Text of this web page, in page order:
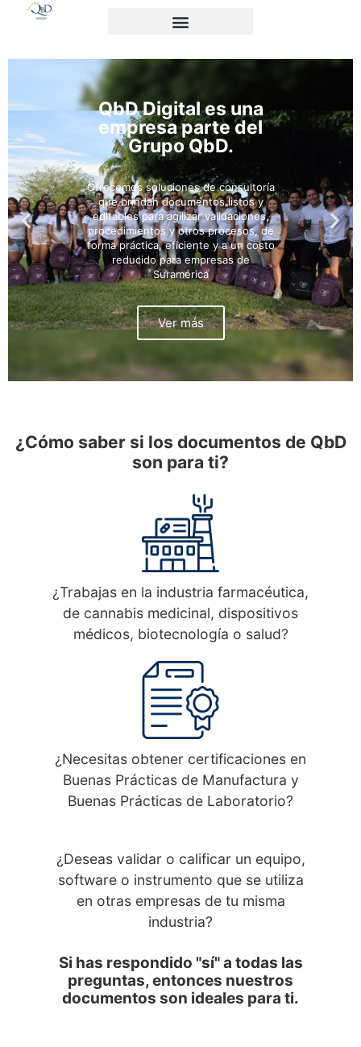
QbD Digital es una
empresa parte del
Grupo QbD.
Ofrecemos soluciones de consultoría
que brindan documentos listos y
editables para agilizar validaciones,
procedimientos y otros procesos, de
forma práctica, eficiente y a un costo
reducido para empresas de
Suramérica
Ver más
¿Cómo saber si los documentos de QbD
son para ti?
¿Trabajas en la industria farmacéutica,
de cannabis medicinal, dispositivos
médicos, biotecnología o salud?
¿Necesitas obtener certificaciones en
Buenas Prácticas de Manufactura y
Buenas Prácticas de Laboratorio?
¿Deseas validar o calificar un equipo,
software o instrumento que se utiliza
en otras empresas de tu misma
industria?
Si has respondido "sí" a todas las
preguntas, entonces nuestros
documentos son ideales para ti.